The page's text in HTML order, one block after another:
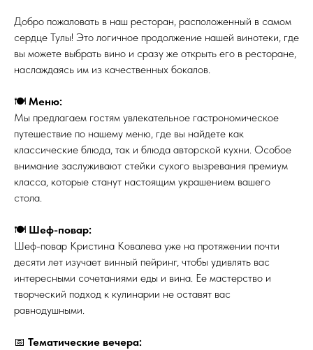
Добро пожаловать в наш ресторан, расположенный в самом
сердце Тулы! Это логичное продолжение нашей винотеки, где
вы можете выбрать вино и сразу же открыть его в ресторане,
наслаждаясь им из качественных бокалов.
🍽 Меню:
Мы предлагаем гостям увлекательное гастрономическое
путешествие по нашему меню, где вы найдете как
классические блюда, так и блюда авторской кухни. Особое
внимание заслуживают стейки сухого вызревания премиум
класса, которые станут настоящим украшением вашего
стола.
🍽 Шеф-повар:
Шеф-повар Кристина Ковалева уже на протяжении почти
десяти лет изучает винный пейринг, чтобы удивлять вас
интересными сочетаниями еды и вина. Ее мастерство и
творческий подход к кулинарии не оставят вас
равнодушными.
📅 Тематические вечера: